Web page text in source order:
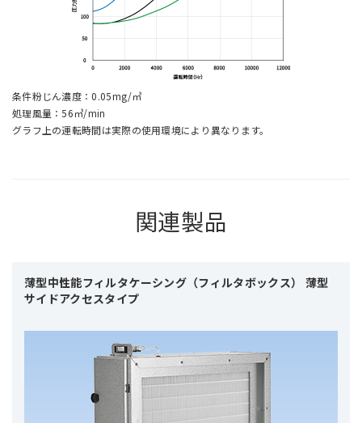
条件粉じん濃度：0.05mg/㎥
処理風量：56㎥/min
グラフ上の運転時間は実際の使用環境により異なります。
関連製品
薄型中性能フィルタケーシング（フィルタボックス） 薄型
サイドアクセスタイプ